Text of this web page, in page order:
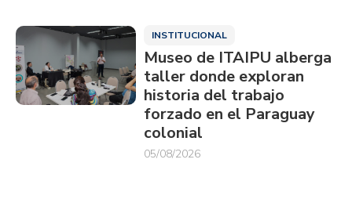
INSTITUCIONAL
Museo de ITAIPU alberga
taller donde exploran
historia del trabajo
forzado en el Paraguay
colonial
05/08/2026